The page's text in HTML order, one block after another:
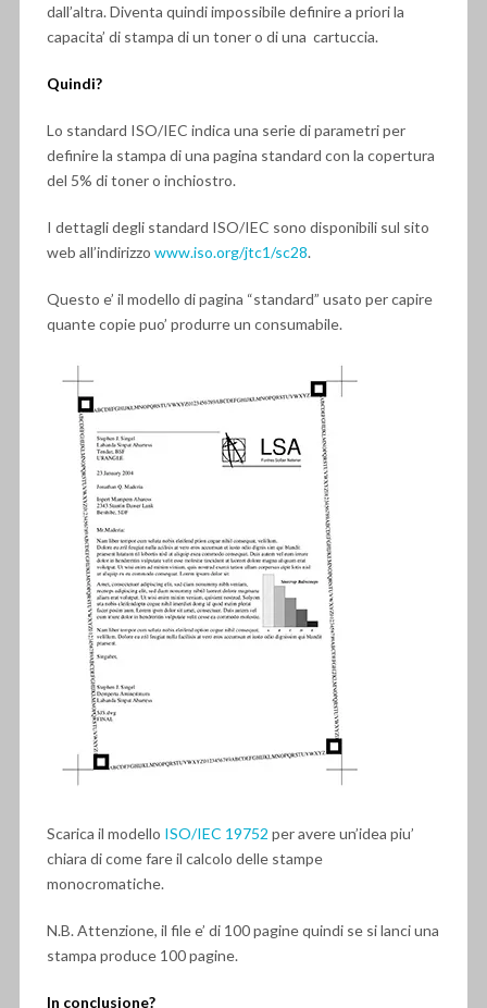
dall’altra. Diventa quindi impossibile definire a priori la
capacita’ di stampa di un toner o di una cartuccia.
Quindi?
Lo standard ISO/IEC indica una serie di parametri per
definire la stampa di una pagina standard con la copertura
del 5% di toner o inchiostro.
I dettagli degli standard ISO/IEC sono disponibili sul sito
web all’indirizzo www.iso.org/jtc1/sc28.
Questo e’ il modello di pagina “standard” usato per capire
quante copie puo’ produrre un consumabile.
Scarica il modello ISO/IEC 19752 per avere un’idea piu’
chiara di come fare il calcolo delle stampe
monocromatiche.
N.B. Attenzione, il file e’ di 100 pagine quindi se si lanci una
stampa produce 100 pagine.
In conclusione?